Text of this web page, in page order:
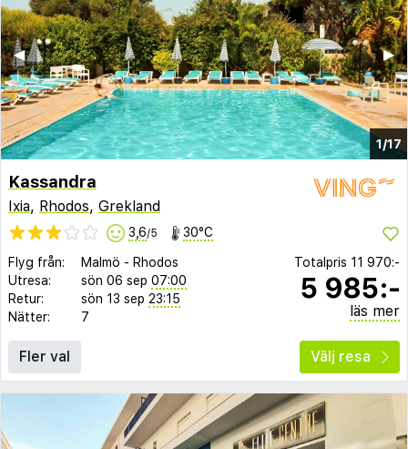
1/17
▶︎
◀︎
Kassandra
Ixia, Rhodos, Grekland
3,6/5 30°C
Flyg från: Malmö - Rhodos
Utresa:
sön 06 sep 07:00
Retur:
sön 13 sep 23:15
Nätter:
7
Totalpris 11 970:-
5 985:-
läs mer
Fler val Välj resa